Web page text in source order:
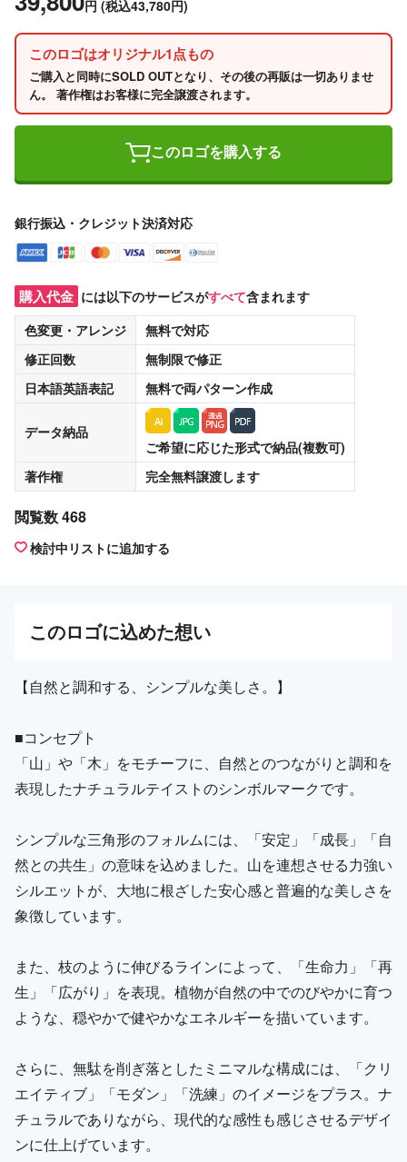
円 (税込43,780円)
このロゴはオリジナル1点もの
ご購入と同時にSOLD OUTとなり、その後の再販は一切ありませ
ん。 著作権はお客様に完全譲渡されます。
このロゴを購入する
銀行振込・クレジット決済対応
購入代金 には以下のサービスがすべて含まれます
色変更・アレンジ
無料で対応
修正回数
無制限で修正
日本語英語表記
無料で両パターン作成
データ納品
ご希望に応じた形式で納品(複数可)
著作権
完全無料譲渡します
閲覧数 468
検討中リストに追加する
このロゴに込めた想い
【自然と調和する、シンプルな美しさ。】
■コンセプト
「山」や「木」をモチーフに、自然とのつながりと調和を
表現したナチュラルテイストのシンボルマークです。
シンプルな三角形のフォルムには、「安定」「成長」「自
然との共生」の意味を込めました。山を連想させる力強い
シルエットが、大地に根ざした安心感と普遍的な美しさを
象徴しています。
また、枝のように伸びるラインによって、「生命力」「再
生」「広がり」を表現。植物が自然の中でのびやかに育つ
ような、穏やかで健やかなエネルギーを描いています。
さらに、無駄を削ぎ落としたミニマルな構成には、「クリ
エイティブ」「モダン」「洗練」のイメージをプラス。ナ
チュラルでありながら、現代的な感性も感じさせるデザイ
ンに仕上げています。